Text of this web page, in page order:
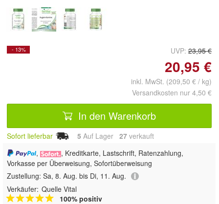
- 13% UVP: 23,95 €
20,95 €
inkl. MwSt. (209,50 € / kg)
Versandkosten nur 4,50 €
In den Warenkorb
Sofort lieferbar 5 Auf Lager 27 verkauft
,
, Kreditkarte, Lastschrift, Ratenzahlung,
Vorkasse per Überweisung, Sofortüberweisung
Zustellung: Sa, 8. Aug. bis Di, 11. Aug.
Verkäufer: Quelle Vital
100% positiv